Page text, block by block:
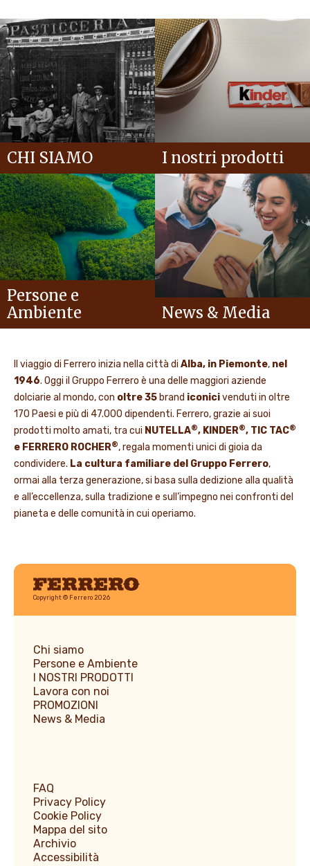
CHI SIAMO I nostri prodotti
Persone e
Ambiente
News & Media
Il viaggio di Ferrero inizia nella città di Alba, in Piemonte, nel
1946. Oggi il Gruppo Ferrero è una delle maggiori aziende
dolciarie al mondo, con oltre 35 brand iconicivenduti in oltre
170 Paesi e più di 47.000 dipendenti. Ferrero, grazie ai suoi
prodotti molto amati, tra cui NUTELLA®, KINDER®, TIC TAC®
e FERRERO ROCHER®, regala momenti unici di gioia da
condividere. La cultura familiare del Gruppo Ferrero,
ormai alla terza generazione, si basa sulla dedizione alla qualità
e all’eccellenza, sulla tradizione e sull’impegno nei confronti del
pianeta e delle comunità in cui operiamo.
Ferrero
Copyright © Ferrero 2026
Chi siamo
Persone e Ambiente
I NOSTRI PRODOTTI
Lavora con noi
PROMOZIONI
News & Media
FAQ
Privacy Policy
Cookie Policy
Mappa del sito
Archivio
Accessibilità